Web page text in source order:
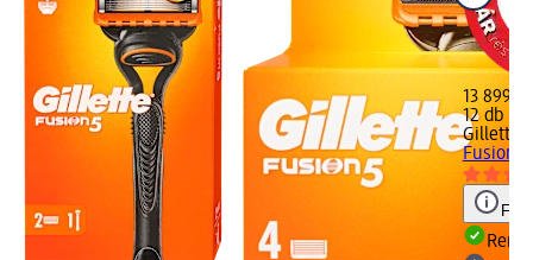
13 899 Ft
12 db (1
Gillette
Fusion5,